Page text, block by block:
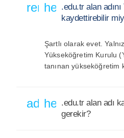
remove
help_outline
.edu.tr alan
kaydettirebilir
Şartlı olarak evet.
Yükseköğretim Kurulu
tanınan yükseköğretim
addhelp_outline
.edu.tr alan adı
gerekir?